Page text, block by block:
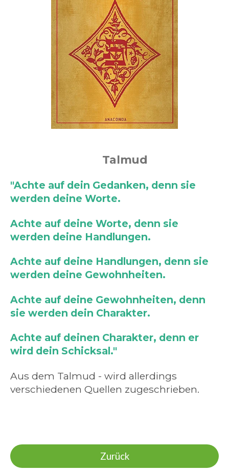
Talmud
"Achte auf dein Gedanken, denn sie
werden deine Worte.
Achte auf deine Worte, denn sie
werden deine Handlungen.
Achte auf deine Handlungen, denn sie
werden deine Gewohnheiten.
Achte auf deine Gewohnheiten, denn
sie werden dein Charakter.
Achte auf deinen Charakter, denn er
wird dein Schicksal."
Aus dem Talmud - wird allerdings
verschiedenen Quellen zugeschrieben.
Zurück